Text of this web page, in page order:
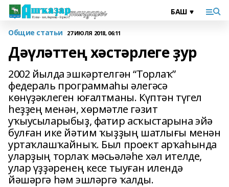
Общие статьи 27 ИЮЛЯ 2018, 06:11
Дәүләттең хәстәрлеге ҙур
2002 йылда эшкәртелгән “Торлаҡ”
федераль программаһы әлегәсә
көнүҙәклеген юғалтманы. Күптән түгел
һеҙҙең менән, хөрмәтле гәзит
уҡыусыларыбыҙ, фатир асҡыстарына эйә
булған ике йәтим ҡыҙҙың шатлығы менән
уртаҡлашҡайныҡ. Был проект арҡаһында
уларҙың торлаҡ мәсьәләһе хәл ителде,
улар үҙҙәренең кесе тыуған илендә
йәшәргә һәм эшләргә ҡалды.